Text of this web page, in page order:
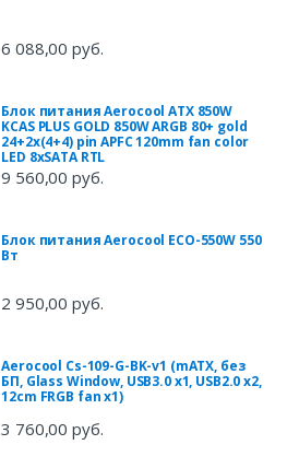
6 088,00 руб.
Блок питания Aerocool ATX 850W
KCAS PLUS GOLD 850W ARGB 80+ gold
24+2x(4+4) pin APFC 120mm fan color
LED 8xSATA RTL
9 560,00 руб.
Блок питания Aerocool ECO-550W 550
Вт
2 950,00 руб.
Aerocool Cs-109-G-BK-v1 (mATX, без
БП, Glass Window, USB3.0 x1, USB2.0 x2,
12cm FRGB fan x1)
3 760,00 руб.